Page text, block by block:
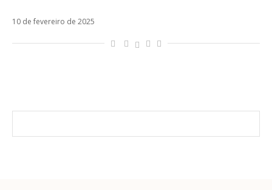
10 de fevereiro de 2025